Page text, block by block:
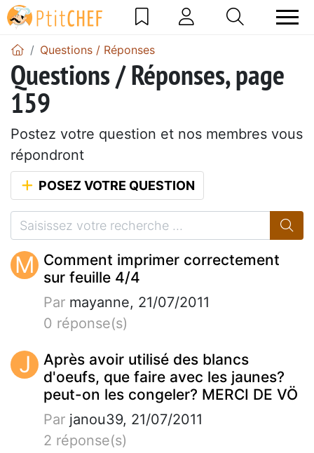
Questions / Réponses
Questions / Réponses, page
159
Postez votre question et nos membres vous
répondront
POSEZ VOTRE QUESTION
M Comment imprimer correctement
sur feuille 4/4
Par mayanne, 21/07/2011
0 réponse(s)
J
Après avoir utilisé des blancs
d'oeufs, que faire avec les jaunes?
peut-on les congeler? MERCI DE VÖ
Par janou39, 21/07/2011
2 réponse(s)